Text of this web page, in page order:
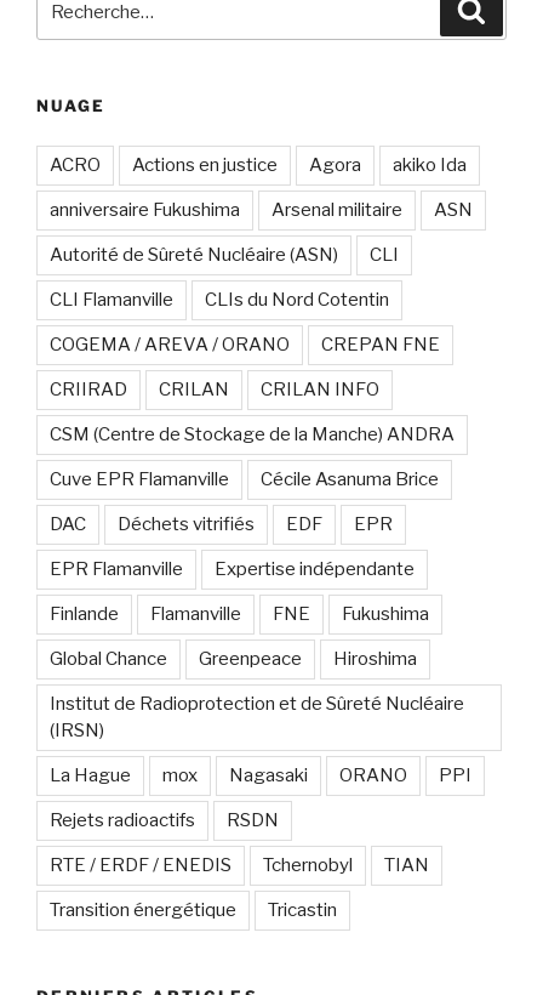
pour
NUAGE
ACRO Actions en justice Agora akiko Ida
anniversaire Fukushima Arsenal militaire ASN
Autorité de Sûreté Nucléaire (ASN) CLI
CLI Flamanville CLIs du Nord Cotentin
COGEMA / AREVA / ORANO CREPAN FNE
CRIIRAD CRILAN CRILAN INFO
CSM (Centre de Stockage de la Manche) ANDRA
Cuve EPR Flamanville Cécile Asanuma Brice
DAC Déchets vitrifiés EDF EPR
EPR Flamanville Expertise indépendante
Finlande Flamanville FNE Fukushima
Global Chance Greenpeace Hiroshima
Institut de Radioprotection et de Sûreté Nucléaire
(IRSN)
La Hague mox Nagasaki ORANO PPI
Rejets radioactifs RSDN
RTE / ERDF / ENEDIS Tchernobyl TIAN
Transition énergétique Tricastin